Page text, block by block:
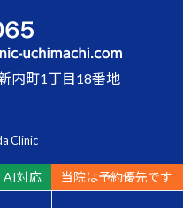
AI対応 当院は予約優先です
内町1丁目18番地
Clinic